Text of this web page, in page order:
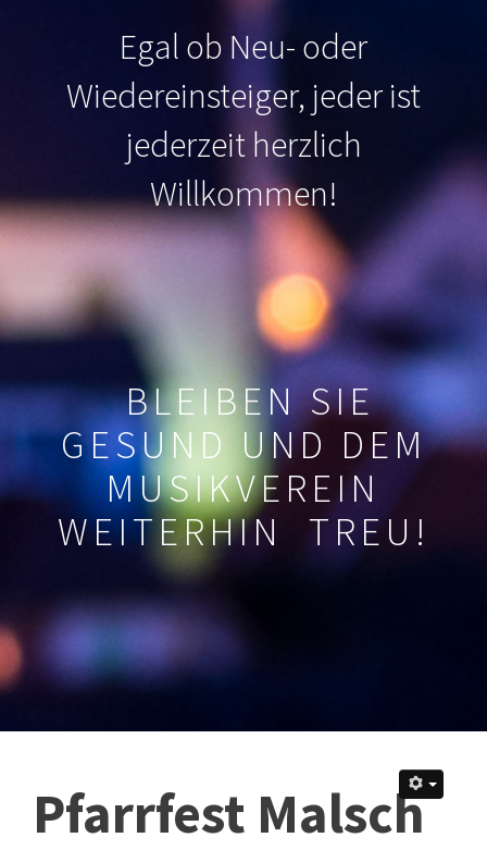
Egal ob Neu- oder
Wiedereinsteiger, jeder ist
jederzeit herzlich
Willkommen!
BLEIBEN SIE
GESUND UND DEM
MUSIKVEREIN
WEITERHIN TREU!
Pfarrfest Malsch